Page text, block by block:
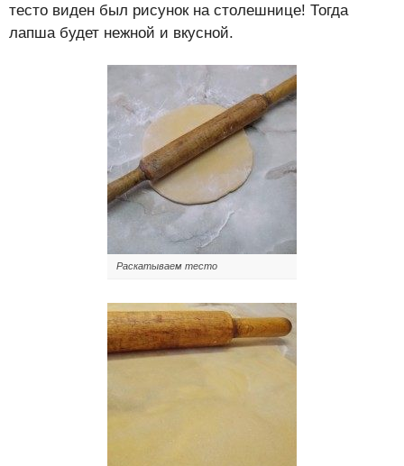
тесто виден был рисунок на столешнице! Тогда
лапша будет нежной и вкусной.
Раскатываем тесто